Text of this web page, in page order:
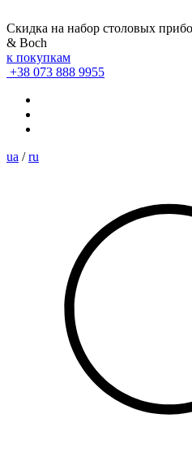
Скидка на набор столовых
& Boch
к покупкам
+38 073 888 9955
ua / ru